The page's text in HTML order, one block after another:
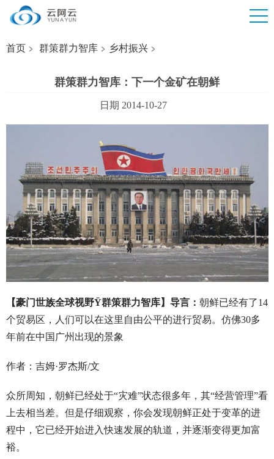
首页 群策群力智库 乡村振兴
群策群力智库：下一个金矿在朝鲜
日期 2014-10-27
【豪门世族全球视野Ÿ群策群力智库】导言： 朝鲜已经有了14
个贸易区，人们可以在这里自由公平的进行贸易。仿佛30多
年前在中国广州出现的景象
作者：吉姆·罗杰斯/文
众所周知，朝鲜已经处于“灾难”状态很多年，其“经营管理”看
上去相当差。但是仔细观察，你会发现朝鲜正处于变革的进
程中，它已经开始进入快速发展的轨道，并逐渐变得更加富
裕。